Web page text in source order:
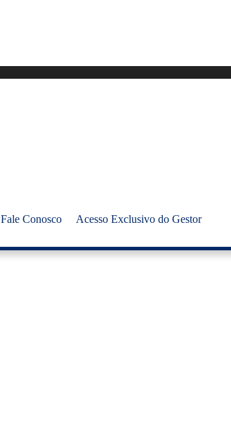
Fale Conosco Acesso Exclusivo do Gestor